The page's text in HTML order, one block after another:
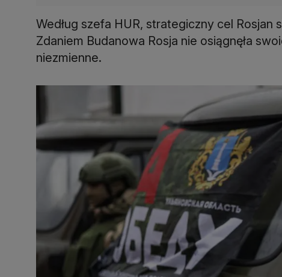
Według szefa HUR, strategiczny cel Rosjan
Zdaniem Budanowa Rosja nie osiągnęła
niezmienne.